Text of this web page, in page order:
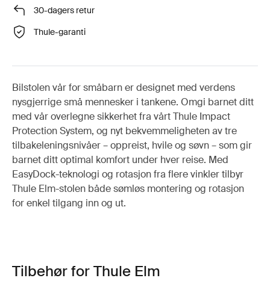
30-dagers retur
Thule-garanti
Bilstolen vår for småbarn er designet med verdens
nysgjerrige små mennesker i tankene. Omgi barnet ditt
med vår overlegne sikkerhet fra vårt Thule Impact
Protection System, og nyt bekvemmeligheten av tre
tilbakeleningsnivåer – oppreist, hvile og søvn – som gir
barnet ditt optimal komfort under hver reise. Med
EasyDock-teknologi og rotasjon fra flere vinkler tilbyr
Thule Elm-stolen både sømløs montering og rotasjon
for enkel tilgang inn og ut.
Tilbehør for Thule Elm